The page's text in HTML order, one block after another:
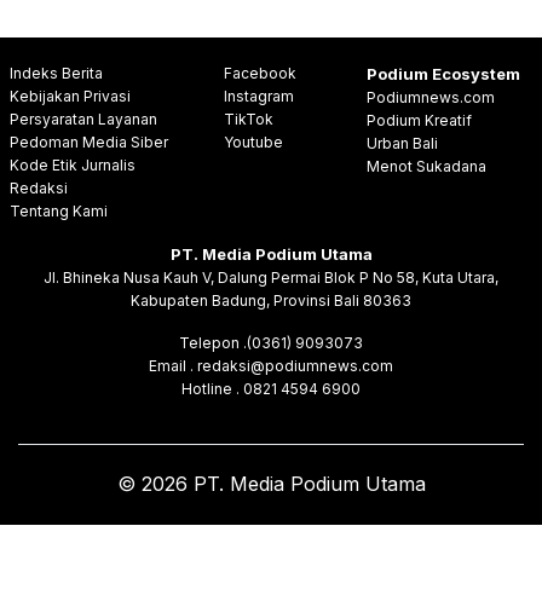
Indeks Berita
Kebijakan Privasi
Persyaratan Layanan
Pedoman Media Siber
Kode Etik Jurnalis
Redaksi
Tentang Kami
Facebook
Instagram
TikTok
Youtube
Podium Ecosystem
Podiumnews.com
Podium Kreatif
Urban Bali
Menot Sukadana
PT. Media Podium Utama
Jl. Bhineka Nusa Kauh V, Dalung Permai Blok P No 58, Kuta Utara,
Kabupaten Badung, Provinsi Bali 80363
Telepon .(0361) 9093073
Email . redaksi@podiumnews.com
Hotline . 0821 4594 6900
© 2026 PT. Media Podium Utama